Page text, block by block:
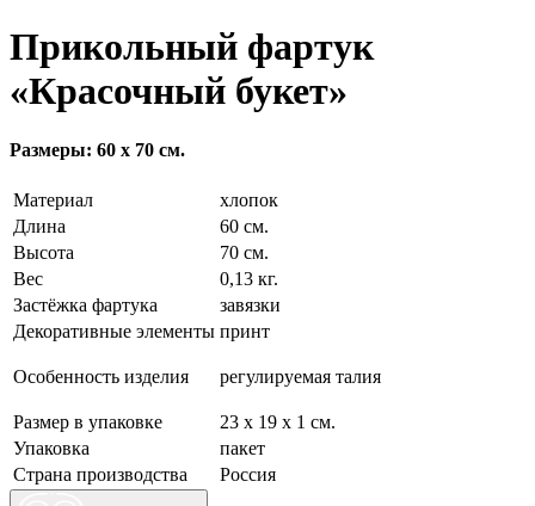
Прикольный фартук
«Красочный букет»
Размеры: 60 х 70 см.
Материал
хлопок
Длина
60 см.
Высота
70 см.
Вес
0,13 кг.
Застёжка фартука
завязки
Декоративные элементы принт
Особенность изделия регулируемая талия
Размер в упаковке
23 х 19 х 1 см.
Упаковка
пакет
Страна производства
Россия